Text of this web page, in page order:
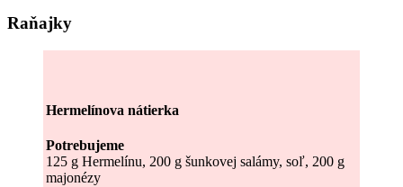
Raňajky
Hermelínova nátierka
Potrebujeme
125 g Hermelínu, 200 g šunkovej salámy, soľ, 200 g
majonézy